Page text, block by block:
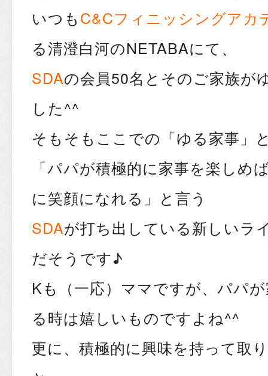
いつもC&Cフィニッシングアカ
る清澄白河のNETABAにて、
SDAの会員50名とそのご家族が
した^^
そもそもここでの「ゆる家事」
「パパが積極的に家事を楽しめ
に笑顔になれる」と言う
SDAが打ち出している新しいラ
だそうです♪
Kも（一応）ママですが、パパ
る時は嬉しいものですよね^^
更に、積極的に興味を持って取